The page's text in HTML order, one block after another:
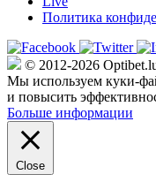
Политика
© 2012-2026
Мы используем куки-
и повысить
Больше информации
Close